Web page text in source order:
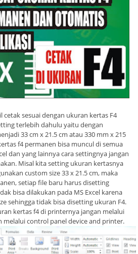
cetak sesuai dengan ukuran kertas F4
terlebih dahulu yaitu dengan
33 cm x 21.5 cm atau 330 mm x 215
f4 permanen bisa muncul di semua
dan yang lainnya cara settingnya jangan
Misal kita setting ukuran kertasnya
custom size 33 x 21.5 cm, maka
setiap file baru harus disetting
bisa dilakukan pada MS Excel karena
sehingga tidak bisa disetting ukuran F4.
kertas f4 di printernya jangan melalui
control panel device and printer.